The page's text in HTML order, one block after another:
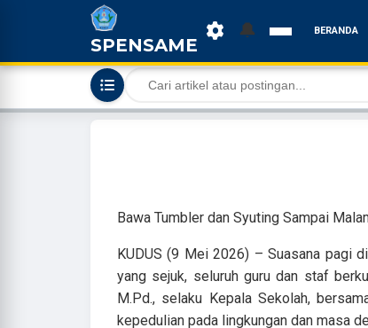
SPENSAME
🔔 BERANDA
Bawa Tumbler dan Syuting Sampai
KUDUS (9 Mei 2026) – Suasana pagi
yang sejuk, seluruh guru dan staf
M.Pd., selaku Kepala Sekolah,
kepedulian pada lingkungan dan masa